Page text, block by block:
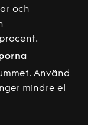
och
Använd
mindre el